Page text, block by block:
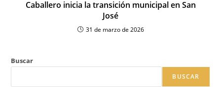
Caballero inicia la transición municipal en San
José
31 de marzo de 2026
Buscar
BUSCAR